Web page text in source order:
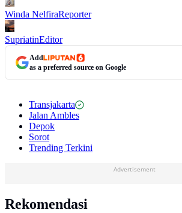
Winda NelfiraReporter
SupriatinEditor
Add
as a preferred source on Google
Transjakarta
Jalan Ambles
Depok
Sorot
Trending Terkini
Advertisement
Rekomendasi